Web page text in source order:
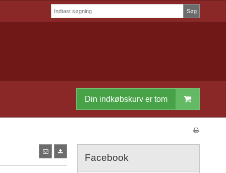
Søg
Din indkøbskurv er tom
Facebook